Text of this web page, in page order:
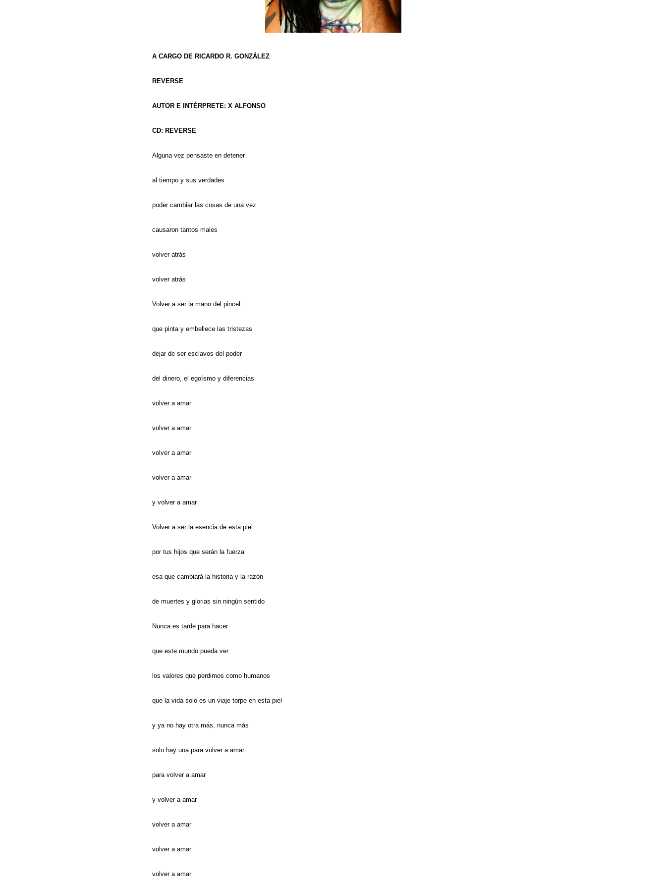
A CARGO DE RICARDO R. GONZÁLEZ
REVERSE
AUTOR E INTÉRPRETE: X ALFONSO
CD: REVERSE
Alguna vez pensaste en detener
al tiempo y sus verdades
poder cambiar las cosas de una vez
causaron tantos males
volver atrás
volver atrás
Volver a ser la mano del pincel
que pinta y embellece las tristezas
dejar de ser esclavos del poder
del dinero, el egoísmo y diferencias
volver a amar
volver a amar
volver a amar
volver a amar
y volver a amar
Volver a ser la esencia de esta piel
por tus hijos que serán la fuerza
esa que cambiará la historia y la razón
de muertes y glorias sin ningún sentido
Nunca es tarde para hacer
que este mundo pueda ver
los valores que perdimos como humanos
que la vida solo es un viaje torpe en esta piel
y ya no hay otra más, nunca más
solo hay una para volver a amar
para volver a amar
y volver a amar
volver a amar
volver a amar
volver a amar